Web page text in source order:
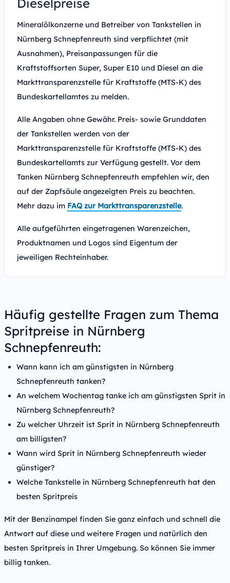
Dieselpreise
Mineralölkonzerne und Betreiber von Tankstellen in
Nürnberg Schnepfenreuth sind verpflichtet (mit
Ausnahmen), Preisanpassungen für die
Kraftstoffsorten Super, Super E10 und Diesel an die
Markttransparenzstelle für Kraftstoffe (MTS-K) des
Bundeskartellamtes zu melden.
Alle Angaben ohne Gewähr. Preis- sowie Grunddaten
der Tankstellen werden von der
Markttransparenzstelle für Kraftstoffe (MTS-K) des
Bundeskartellamts zur Verfügung gestellt. Vor dem
Tanken Nürnberg Schnepfenreuth empfehlen wir, den
auf der Zapfsäule angezeigten Preis zu beachten.
Mehr dazu im FAQ zur Markttransparenzstelle.
Alle aufgeführten eingetragenen Warenzeichen,
Produktnamen und Logos sind Eigentum der
jeweiligen Rechteinhaber.
Häufig gestellte Fragen zum Thema
Spritpreise in Nürnberg
Schnepfenreuth:
Wann kann ich am günstigsten in Nürnberg
Schnepfenreuth tanken?
An welchem Wochentag tanke ich am günstigsten Sprit in
Nürnberg Schnepfenreuth?
Zu welcher Uhrzeit ist Sprit in Nürnberg Schnepfenreuth
am billigsten?
Wann wird Sprit in Nürnberg Schnepfenreuth wieder
günstiger?
Welche Tankstelle in Nürnberg Schnepfenreuth hat den
besten Spritpreis
Mit der Benzinampel finden Sie ganz einfach und schnell die
Antwort auf diese und weitere Fragen und natürlich den
besten Spritpreis in Ihrer Umgebung. So können Sie immer
billig tanken.